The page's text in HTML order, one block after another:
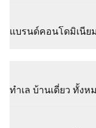
แบรนด์คอนโดมิเนียม
ทำเล บ้านเดี่ยว ทั้งห